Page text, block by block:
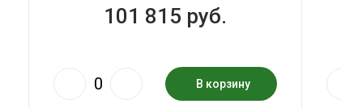
101 815 руб.
В корзину